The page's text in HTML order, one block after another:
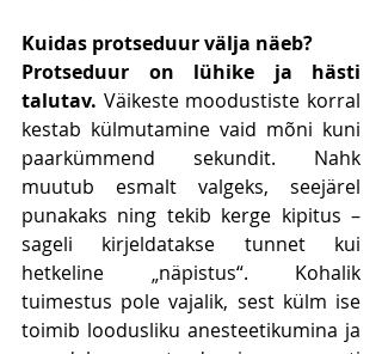
Kuidas protseduur välja näeb?
Protseduur on lühike ja hästi
talutav. Väikeste moodustiste korral
kestab külmutamine vaid mõni kuni
paarkümmend sekundit. Nahk
muutub esmalt valgeks, seejärel
punakaks ning tekib kerge kipitus –
sageli kirjeldatakse tunnet kui
hetkeline „näpistus“. Kohalik
tuimestus pole vajalik, sest külm ise
toimib loodusliku anesteetikumina ja